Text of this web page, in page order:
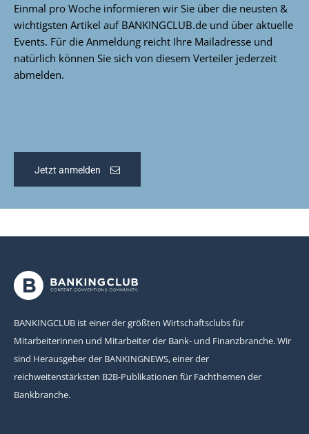
Einmal pro Woche informieren wir Sie über die neusten &
wichtigsten Artikel auf BANKINGCLUB.de und über aktuelle
Events. Für die Anmeldung reicht Ihre Mailadresse und
natürlich können Sie sich von diesem Verteiler jederzeit
abmelden.
Jetzt anmelden
BANKINGCLUB ist einer der größten Wirtschaftsclubs für
Mitarbeiterinnen und Mitarbeiter der Bank- und Finanzbranche. Wir
sind Herausgeber der BANKINGNEWS, einer der
reichweitenstärksten B2B-Publikationen für Fachthemen der
Bankbranche.